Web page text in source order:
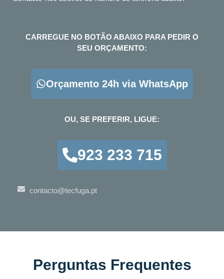
CARREGUE NO BOTÃO ABAIXO PARA PEDIR O
SEU ORÇAMENTO:
Orçamento 24h via WhatsApp
OU, SE PREFERIR, LIGUE:
923 233 715
contacto@tecfuga.pt
Perguntas Frequentes